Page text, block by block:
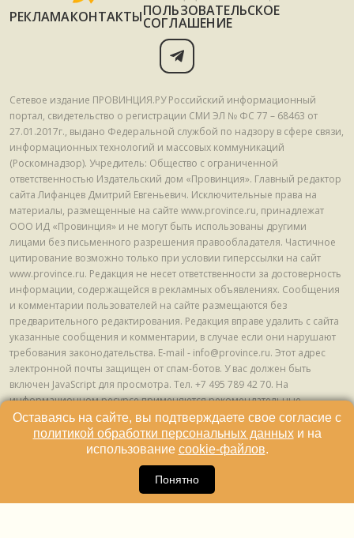
РЕКЛАМАКОНТАКТЫПОЛЬЗОВАТЕЛЬСКОЕ
СОГЛАШЕНИЕ
Сетевое издание ПРОВИНЦИЯ.РУ Российский информационный
портал, свидетельство о регистрации СМИ ЭЛ № ФС 77 – 68463 от
27.01.2017г., выдано Федеральной службой по надзору в сфере связи,
информационных технологий и массовых коммуникаций
(Роскомнадзор). Учредитель: Общество с ограниченной
ответственностью Издательский дом «Провинция». Главный редактор
сайта Лифанцев Дмитрий Евгеньевич. Исключительные права на
материалы, размещенные на сайте www.province.ru, принадлежат
ООО ИД «Провинция» и не могут быть использованы другими
лицами без письменного разрешения правообладателя. Частичное
цитирование возможно только при условии гиперссылки на сайт
www.province.ru. Редакция не несет ответственности за достоверность
информации, содержащейся в рекламных объявлениях. Сообщения
и комментарии пользователей на сайте размещаются без
предварительного редактирования. Редакция вправе удалить с сайта
указанные сообщения и комментарии, в случае если они нарушают
требования законодательства. E-mail - info@province.ru. Этот адрес
электронной почты защищен от спам-ботов. У вас должен быть
включен JavaScript для просмотра. Tел. +7 495 789 42 70. На
информационном ресурсе применяются рекомендательные
технологии (информационные технологии предоставления
информации на основе сбора, систематизации и анализа сведений,
относящихся к предпочтениям пользователей сети "Интернет",
находящихся на территории Российской Федерации) © ООО ИД
Оставаясь на сайте, вы подтверждаете свое согласие с
политикой обработки персональных данныхи на
использование cookie-файлов.
Понятно